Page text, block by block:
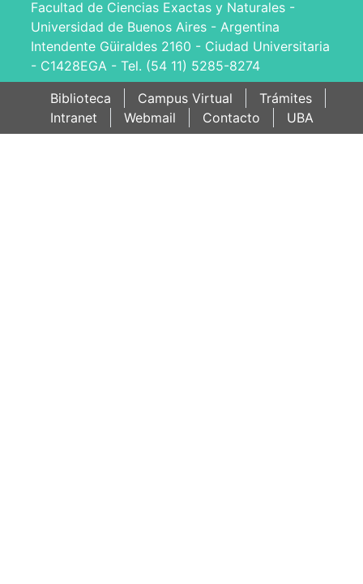
Facultad de Ciencias Exactas y Naturales -
Universidad de Buenos Aires - Argentina
Intendente Güiraldes 2160 - Ciudad Universitaria
- C1428EGA - Tel. (54 11) 5285-8274
Biblioteca
Campus Virtual
Trámites
Intranet
Webmail Contacto UBA